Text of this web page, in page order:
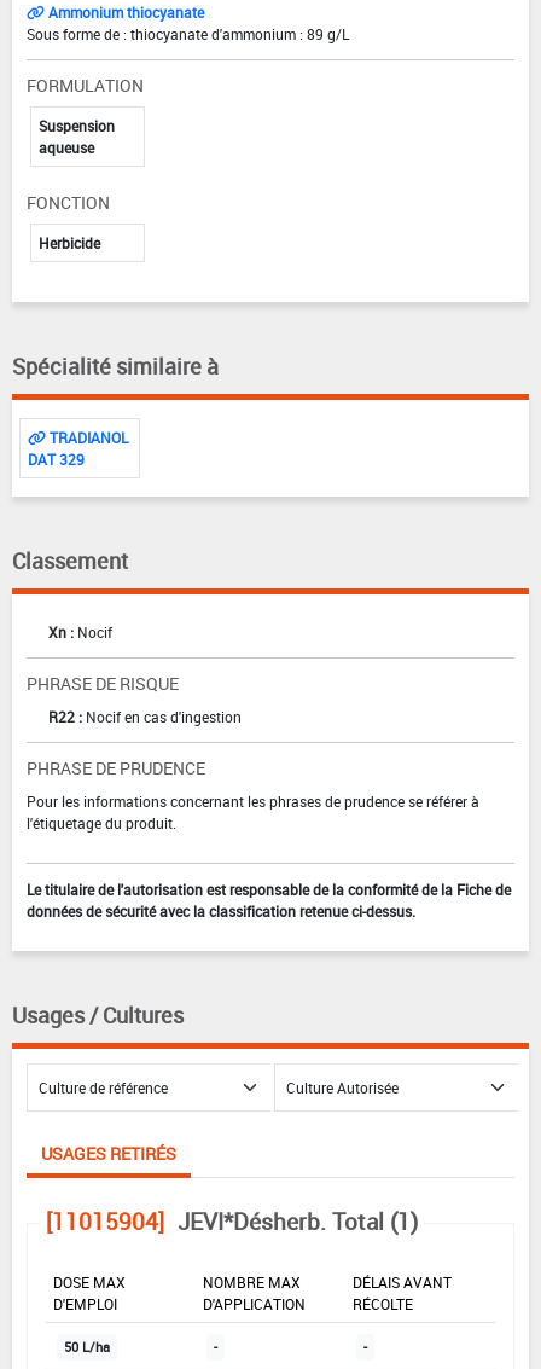
Ammonium thiocyanate
Sous forme de : thiocyanate d'ammonium : 89 g/L
FORMULATION
Suspension
aqueuse
FONCTION
Herbicide
Spécialité similaire à
TRADIANOL
DAT 329
Classement
Xn : Nocif
PHRASE DE RISQUE
R22 : Nocif en cas d'ingestion
PHRASE DE PRUDENCE
Pour les informations concernant les phrases de prudence se référer à
l'étiquetage du produit.
Le titulaire de l'autorisation est responsable de la conformité de la Fiche de
données de sécurité avec la classification retenue ci-dessus.
Usages / Cultures
USAGES RETIRÉS
[11015904] JEVI*Désherb. Total (1)
DOSE MAX
D'EMPLOI
NOMBRE MAX
D'APPLICATION
DÉLAIS AVANT
RÉCOLTE
50 L/ha - -